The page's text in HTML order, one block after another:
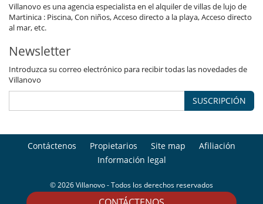
Villanovo es una agencia especialista en el alquiler de villas de lujo de
Martinica : Piscina, Con niños, Acceso directo a la playa, Acceso directo
al mar, etc.
Newsletter
Introduzca su correo electrónico para recibir todas las novedades de
Villanovo
SUSCRIPCIÓN
Contáctenos Propietarios Site map
Afiliación
Información legal
© 2026 Villanovo - Todos los derechos reservados